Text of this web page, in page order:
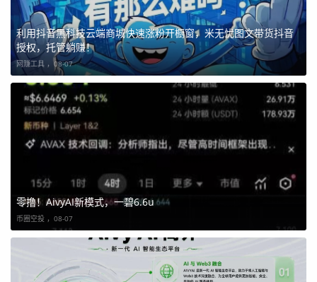
利用抖音黑科技云端商城快速涨粉开橱窗，米无忧图文带货抖音
授权，托管躺赚！
网赚工具 ，08-07
零撸！AivyAI新模式，一碧6.6u
币圈空投 ， 08-07